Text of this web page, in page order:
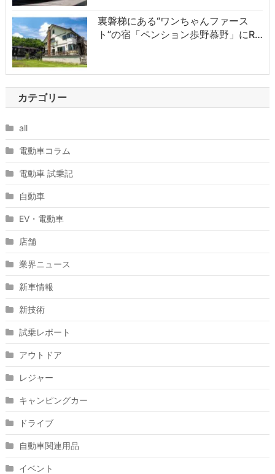
裏磐梯にある“ワンちゃんファース
ト”の宿「ペンション歩野慕野」にR…
カテゴリー
all
電動車コラム
電動車 試乗記
自動車
EV・電動車
店舗
業界ニュース
新車情報
新技術
試乗レポート
アウトドア
レジャー
キャンピングカー
ドライブ
自動車関連用品
イベント